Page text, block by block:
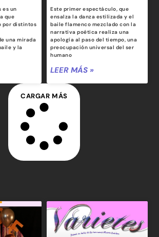
es un
que
por distintos
una mirada
y la
Este primer espectáculo, que
ensalza la danza estilizada y el
baile flamenco mezclado con la
narrativa poética realiza una
apología al paso del tiempo, una
preocupación universal del ser
humano
LEER MÁS »
CARGAR MÁS